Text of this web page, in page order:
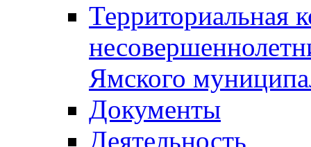
Территориальная
Ямского
Документы
Деятельность